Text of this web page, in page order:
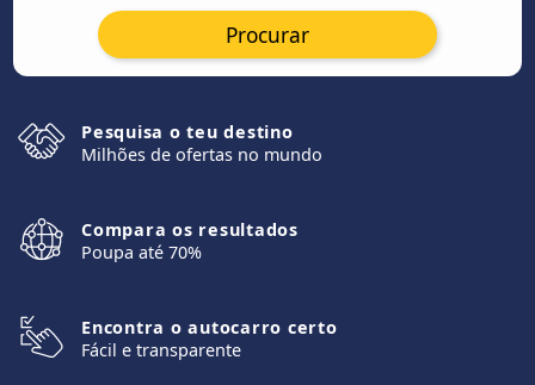
Procurar
Pesquisa o teu destino
Milhões de ofertas no mundo
Compara os resultados
Poupa até 70%
Encontra o autocarro certo
Fácil e transparente